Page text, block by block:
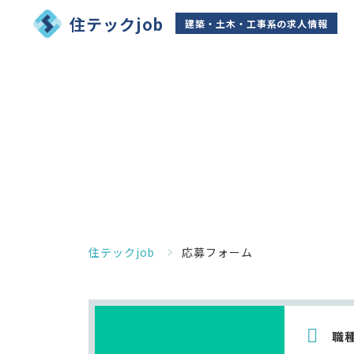
住テックjob 建築・土木・工事系の求人情報
住テックjob 応募フォーム
職